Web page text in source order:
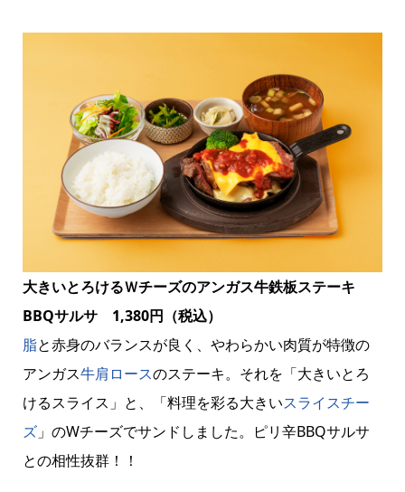
大きいとろけるＷチーズのアンガス牛鉄板ステーキ
BBQサルサ 1,380円（税込）
脂と赤身のバランスが良く、やわらかい肉質が特徴の
アンガス牛肩ロースのステーキ。それを「大きいとろ
けるスライス」と、「料理を彩る大きいスライスチー
ズ」のWチーズでサンドしました。ピリ辛BBQサルサ
との相性抜群！！